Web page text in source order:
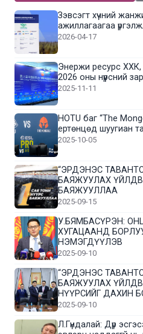
Зэвсэгт хүчний
ажиллагаагаа
2026-04-17
Энержи ресурс
2026 оны нүүрсний
2025-11-11
HOTU баг “The
ертөнцөд шуугиан
2025-10-05
“ЭРДЭНЭС
БАЯЖУУЛАХ
БАЯЖУУЛЛАА
2025-09-15
У.БЯМБАСҮРЭН:
ХУГАЦААНД
НЭМЭГДҮҮЛЭВ
2025-09-10
“ЭРДЭНЭС
БАЯЖУУЛАХ
НҮҮРСИЙГ ДАХИН
2025-09-10
Л.Гүндалай: Дүр